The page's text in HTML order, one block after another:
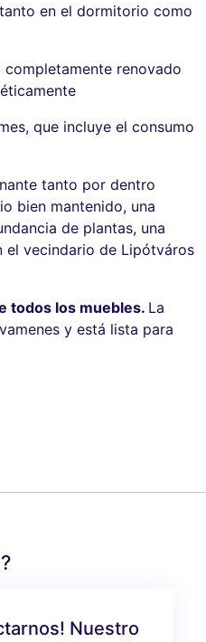
en el dormitorio como
renovado
que incluye el consumo
tanto por dentro
bien mantenido, una
de plantas, una
el vecindario de Lipótváros
todos los muebles. La
y está lista para
Nuestro